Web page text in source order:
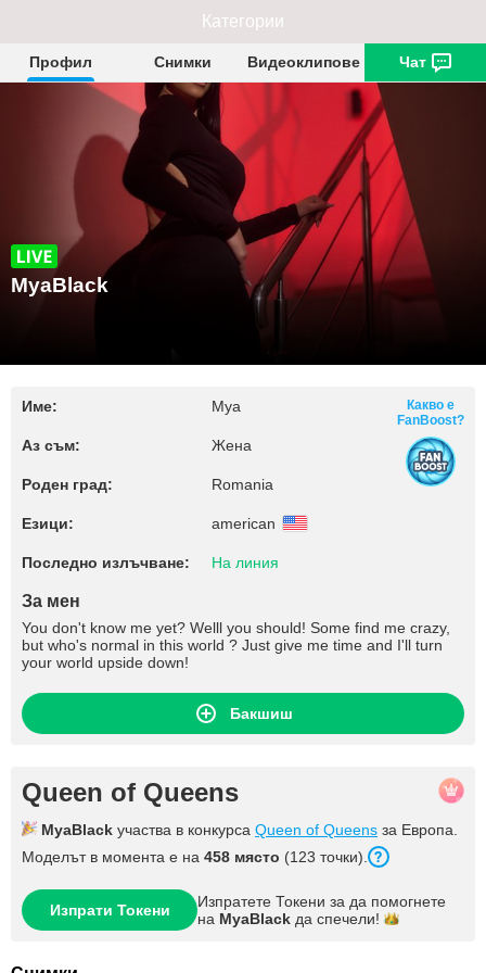
MyaBlack
Профил Снимки Видеоклипове Чат
MyaBlack
Име: Mya
Аз съм: Жена
Роден град: Romania
Езици: american
Последно излъчване: На линия
Какво е
FanBoost?
За мен
You don't know me yet? Welll you should! Some find me crazy,
but who's normal in this world ? Just give me time and I'll turn
your world upside down!
Бакшиш
Queen of Queens
MyaBlack участва в конкурса Queen of Queens за Европа.
Моделът в момента е на 458 място (123 точки).
Изпрати Токени
Изпратете Токени за да помогнете
на MyaBlack да спечели!
Категории